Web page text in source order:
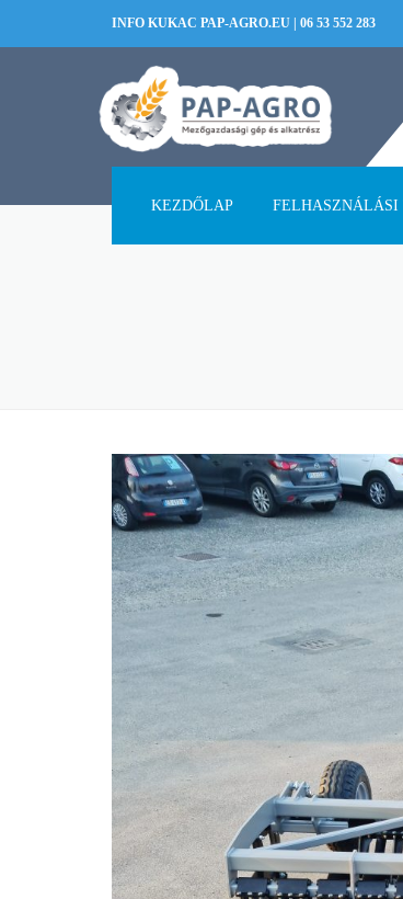
INFO KUKAC PAP-AGRO.EU 06 53 552 283
KEZDŐLAP FELHASZNÁLÁSI